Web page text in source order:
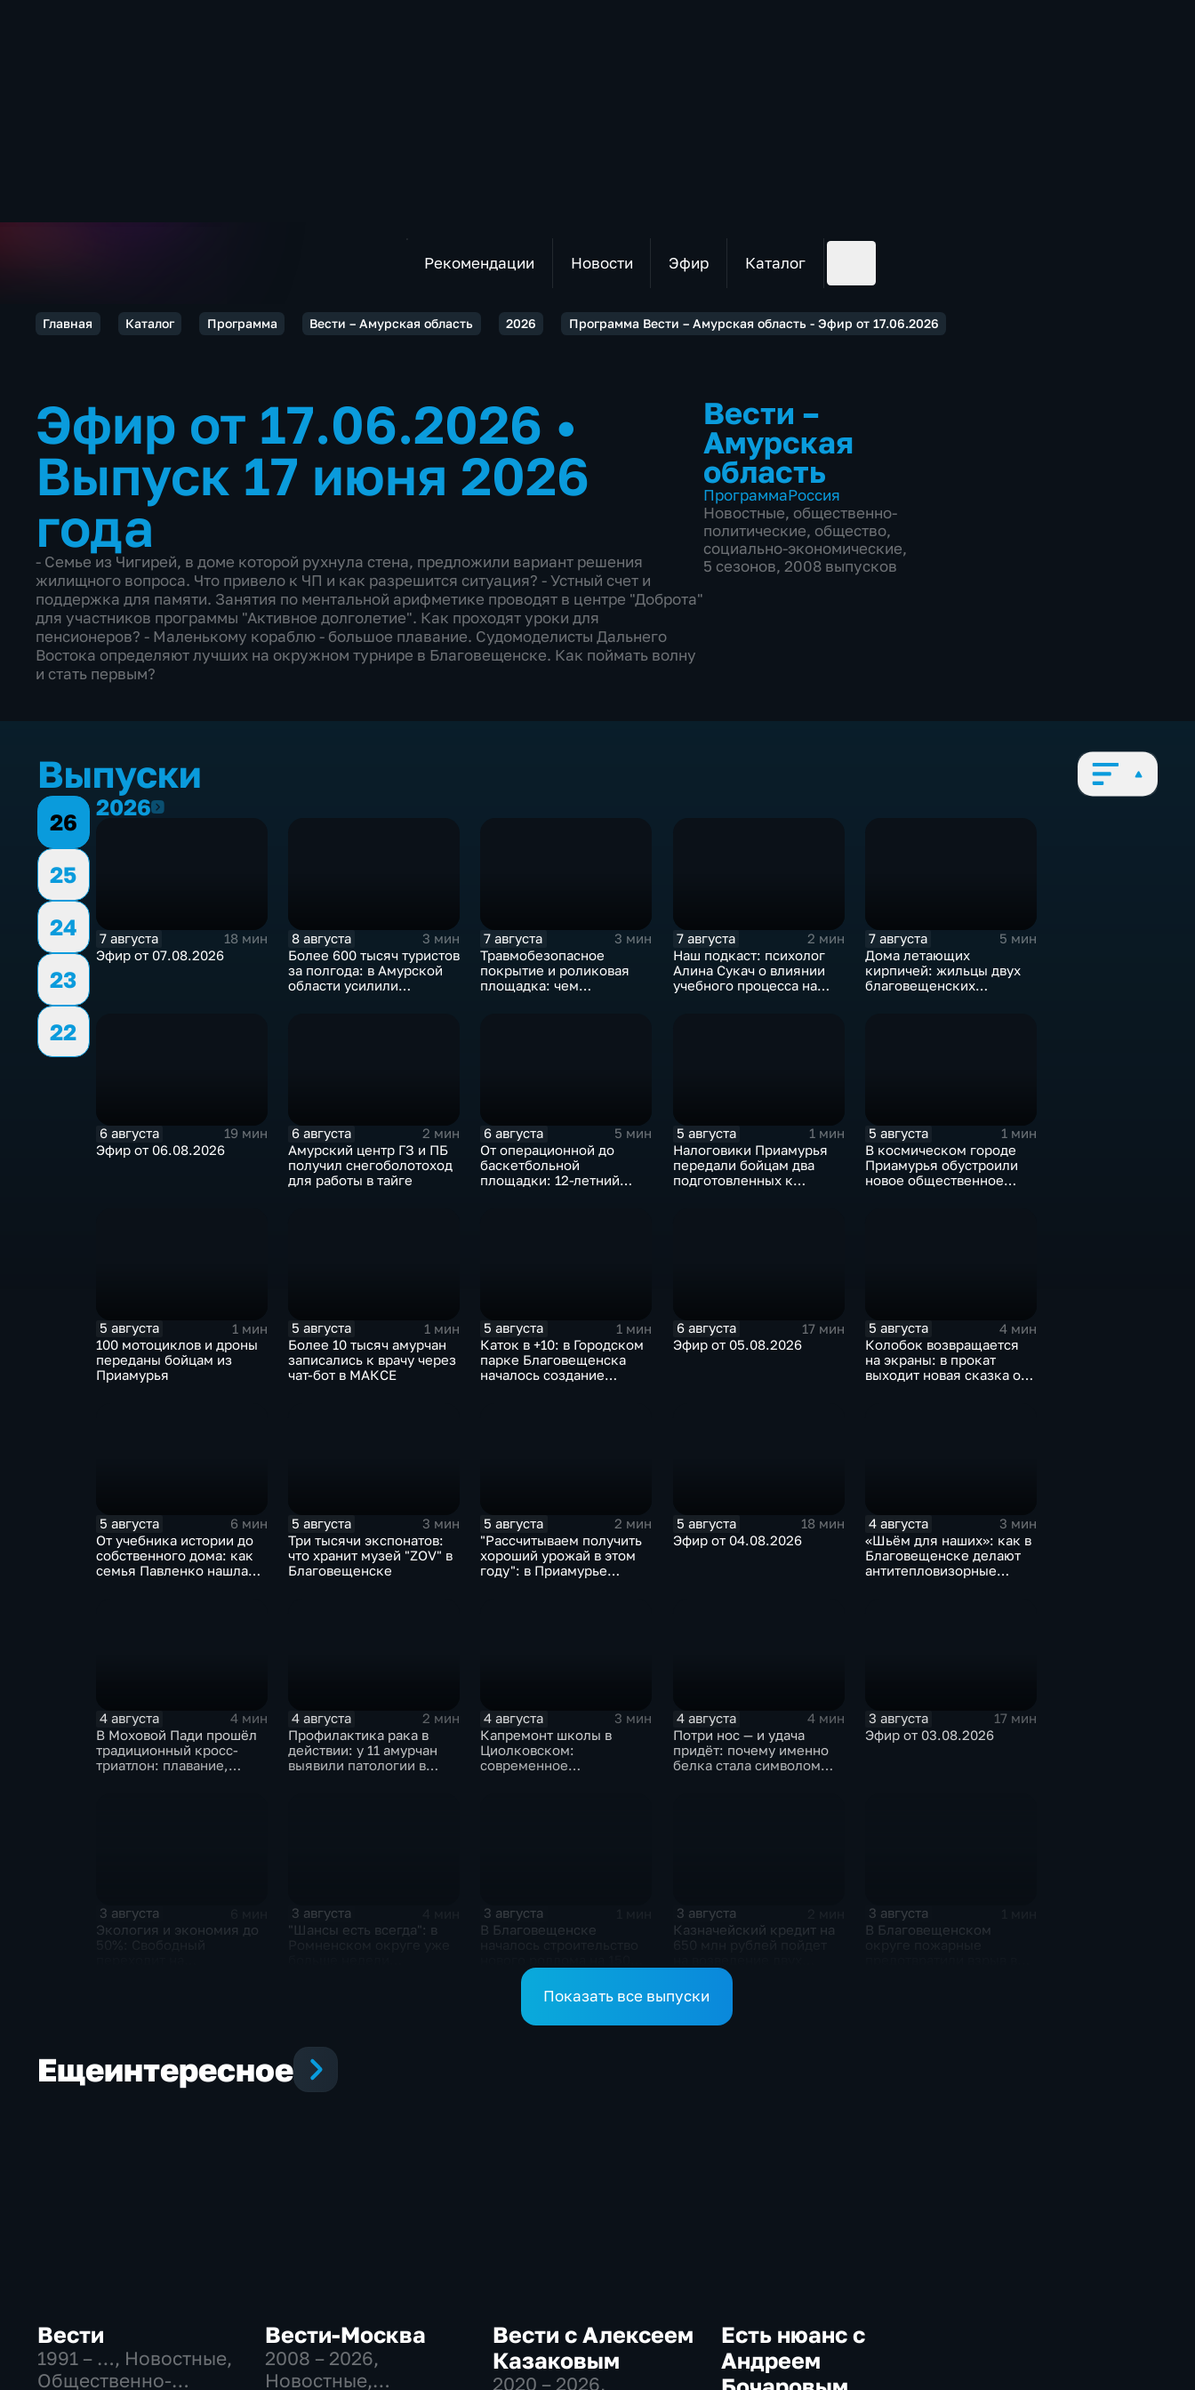
Рекомендации Новости Эфир Каталог
Главная Каталог Программа Вести – Амурская область 2026 Программа Вести – Амурская область - Эфир от 17.06.2026
Эфир от 17.06.2026 •
Выпуск 17 июня 2026
года
- Семье из Чигирей, в доме которой рухнула стена, предложили вариант решения
жилищного вопроса. Что привело к ЧП и как разрешится ситуация? - Устный счет и
поддержка для памяти. Занятия по ментальной арифметике проводят в центре "Доброта"
для участников программы "Активное долголетие". Как проходят уроки для
пенсионеров? - Маленькому кораблю - большое плавание. Судомоделисты Дальнего
Востока определяют лучших на окружном турнире в Благовещенске. Как поймать волну
и стать первым?
Вести –
Амурская
область
ПрограммаРоссия
Новостные, общественно-
политические, общество,
социально-экономические,
5 сезонов, 2008 выпусков
Выпуски
26
25
24
23
22
20262026
7 августа
18 мин
Эфир от 07.08.2026
8 августа
3 мин
Более 600 тысяч туристов
за полгода: в Амурской
области усилили
7 августа
3 мин
Травмобезопасное
покрытие и роликовая
площадка: чем
7 августа
2 мин
Наш подкаст: психолог
Алина Сукач о влиянии
учебного процесса на
7 августа
5 мин
Дома летающих
кирпичей: жильцы двух
благовещенских
6 августа
19 мин
Эфир от 06.08.2026
6 августа
2 мин
Амурский центр ГЗ и ПБ
получил снегоболотоход
для работы в тайге
6 августа
5 мин
От операционной до
баскетбольной
площадки: 12-летний
5 августа
1 мин
Налоговики Приамурья
передали бойцам два
подготовленных к
5 августа
1 мин
В космическом городе
Приамурья обустроили
новое общественное
5 августа
1 мин
100 мотоциклов и дроны
переданы бойцам из
Приамурья
5 августа
1 мин
Более 10 тысяч амурчан
записались к врачу через
чат-бот в МАКСЕ
5 августа
1 мин
Каток в +10: в Городском
парке Благовещенска
началось создание
6 августа
17 мин
Эфир от 05.08.2026
5 августа
4 мин
Колобок возвращается
на экраны: в прокат
выходит новая сказка от
5 августа
6 мин
От учебника истории до
собственного дома: как
семья Павленко нашла
5 августа
3 мин
Три тысячи экспонатов:
что хранит музей "ZOV" в
Благовещенске
5 августа
2 мин
"Рассчитываем получить
хороший урожай в этом
году": в Приамурье
5 августа
18 мин
Эфир от 04.08.2026
4 августа
3 мин
«Шьём для наших»: как в
Благовещенске делают
антитепловизорные
4 августа
4 мин
В Моховой Пади прошёл
традиционный кросс-
триатлон: плавание,
4 августа
2 мин
Профилактика рака в
действии: у 11 амурчан
выявили патологии в
4 августа
3 мин
Капремонт школы в
Циолковском:
современное
4 августа
4 мин
Потри нос — и удача
придёт: почему именно
белка стала символом
3 августа
17 мин
Эфир от 03.08.2026
3 августа
Экология и экономия до
3 августа
"Шансы есть всегда": в
3 августа
В Благовещенске
3 августа
Казначейский кредит на
новых котельных в
Свободном
3 августа
В Благовещенском
Показать все выпуски
Ещеинтересное
Вести
1991 – …, Новостные,
Общественно-
Вести-Москва
2008 – 2026,
Новостные,
Вести с Алексеем
Казаковым
2020 – 2026,
Есть нюанс с
Андреем